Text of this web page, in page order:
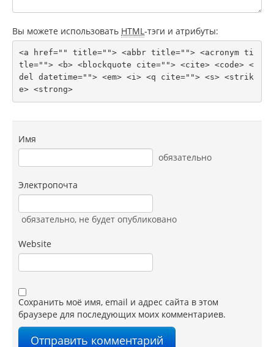
Вы можете использовать HTML -тэги и атрибуты:
<a href="" title=""> <abbr title=""> <acronym ti
tle=""> <b> <blockquote cite=""> <cite> <code> <
del datetime=""> <em> <i> <q cite=""> <s> <strik
e> <strong>
Имя
обязательно
Электропочта
обязательно, не будет опубликовано
Website
Сохранить моё имя, email и адрес сайта в этом
браузере для последующих моих комментариев.